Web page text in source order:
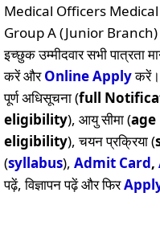
Medical Officers
Group A (Junior Branch)
इच्छुक उम्मीदवार सभी पात्रता
करें औरOnlineApply
पूर्ण अधिसूचना (full
eligibility), आयु सीमा (
eligibility), चयन प्रक्रिया (
(syllabus), Admit Card,
पढ़ें, विज्ञापन पढ़ें और फिर